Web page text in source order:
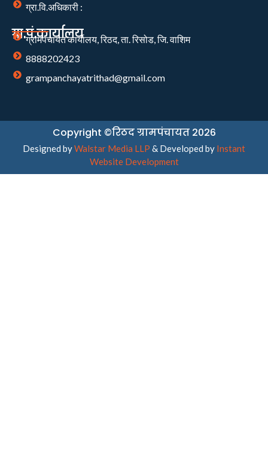
ग्रा.वि.अधिकारी :
ग्रा.पं.कार्यालय
ग्रामपंचायत कार्यालय, रिठद, ता. रिसोड, जि. वाशिम
8888202423
grampanchayatrithad@gmail.com
Copyright ©रिठद ग्रामपंचायत 2026
Designed byWalstar Media LLP & Developed by Instant
Website Development